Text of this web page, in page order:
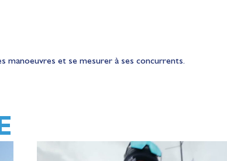
manoeuvres et se mesurer à ses concurrents.